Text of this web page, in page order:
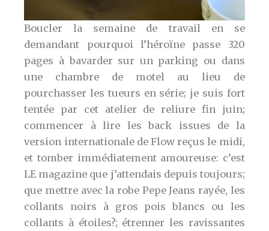
Boucler la semaine de travail en se
demandant pourquoi l’héroïne passe 320
pages à bavarder sur un parking ou dans
une chambre de motel au lieu de
pourchasser les tueurs en série; je suis fort
tentée par cet atelier de reliure fin juin;
commencer à lire les back issues de la
version internationale de Flow reçus le midi,
et tomber immédiatement amoureuse: c’est
LE magazine que j’attendais depuis toujours;
que mettre avec la robe Pepe Jeans rayée, les
collants noirs à gros pois blancs ou les
collants à étoiles?; étrenner les ravissantes